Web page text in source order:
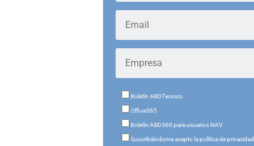
Boletín ABDTecnico
Office365
Boletín ABD360 para usuarios NAV
Suscribiéndome acepto la política de privacidad